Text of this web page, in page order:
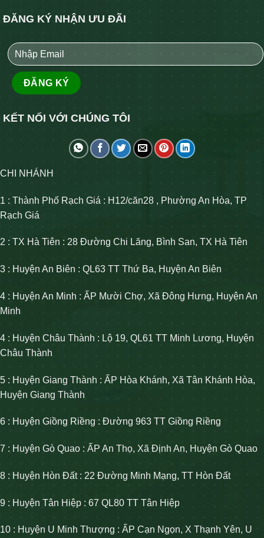
ĐĂNG KÝ NHẬN ƯU ĐÃI
KẾT NỐI VỚI CHÚNG TÔI
CHI NHÁNH
1 : Thành Phố Rạch Giá : H12/căn28 , Phường An Hòa, TP
Rạch Giá
2 : TX Hà Tiên : 28 Đường Chi Lăng, Bình San, TX Hà Tiên
3 : Huyện An Biên : QL63 TT Thứ Ba, Huyện An Biên
4 : Huyện An Minh : ẤP Mười Chợ, Xã Đông Hưng, Huyện An
Minh
4 : Huyện Châu Thành : Lộ 19, QL61 TT Minh Lương, Huyện
Châu Thành
5 : Huyện Giang Thành : ẤP Hòa Khánh, Xã Tân Khánh Hòa,
Huyện Giang Thành
6 : Huyện Giồng Riềng : Đường 963 TT Giồng Riềng
7 : Huyện Gò Quao : ẤP An Thọ, Xã Định An, Huyện Gò Quao
8 : Huyện Hòn Đất : 22 Đường Minh Mạng, TT Hòn Đất
9 : Huyện Tân Hiệp : 67 QL80 TT Tân Hiệp
10 : Huyện U Minh Thượng : ẤP Cạn Ngọn, X Thạnh Yên, U